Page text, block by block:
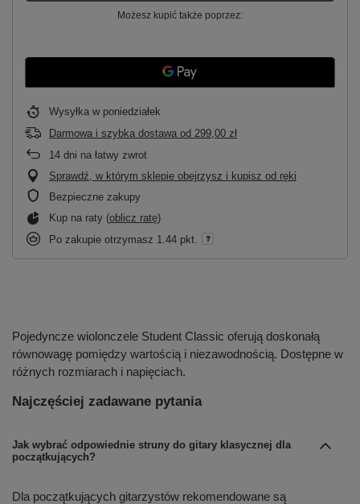
Możesz kupić także poprzez:
Wysyłka w poniedziałek
Darmowa i szybka dostawa od 299,00 zł
14 dni na łatwy zwrot
Sprawdź, w którym sklepie obejrzysz i kupisz od ręki
Bezpieczne zakupy
Kup na raty (oblicz ratę)
Po zakupie otrzymasz 1.44 pkt.
Pojedyncze wiolonczele Student Classic oferują doskonałą
równowagę pomiędzy wartością i niezawodnością. Dostępne w
różnych rozmiarach i napięciach.
Najczęściej zadawane pytania
Jak wybrać odpowiednie struny do gitary klasycznej dla
początkujących?
Dla początkujących gitarzystów rekomendowane są